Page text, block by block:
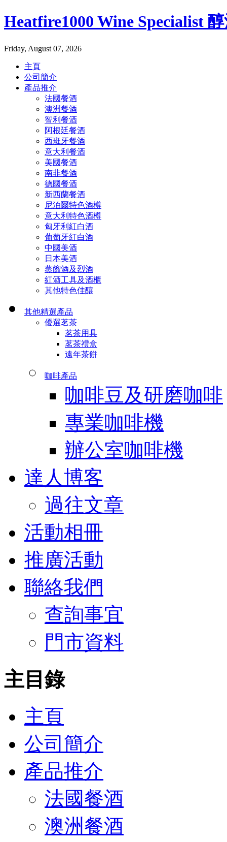
Heatfire1000 Wine Specialist
Friday, August 07, 2026
主頁
公司簡介
產品推介
法國餐酒
澳洲餐酒
智利餐酒
阿根廷餐酒
西班牙餐酒
意大利餐酒
美國餐酒
南非餐酒
德國餐酒
新西蘭餐酒
尼泊爾特色酒樽
意大利特色酒樽
匈牙利紅白酒
葡萄牙紅白酒
中國美酒
日本美酒
蒸餾酒及烈酒
紅酒工具及酒櫃
其他特色佳釀
其他精選產品
優選茗茶
茗茶用具
茗茶禮盒
遠年茶餅
咖啡產品
咖啡豆及研磨咖啡
專業咖啡機
辦公室咖啡機
達人博客
過往文章
活動相冊
推廣活動
聯絡我們
查詢事宜
門市資料
主目錄
主頁
公司簡介
產品推介
法國餐酒
澳洲餐酒